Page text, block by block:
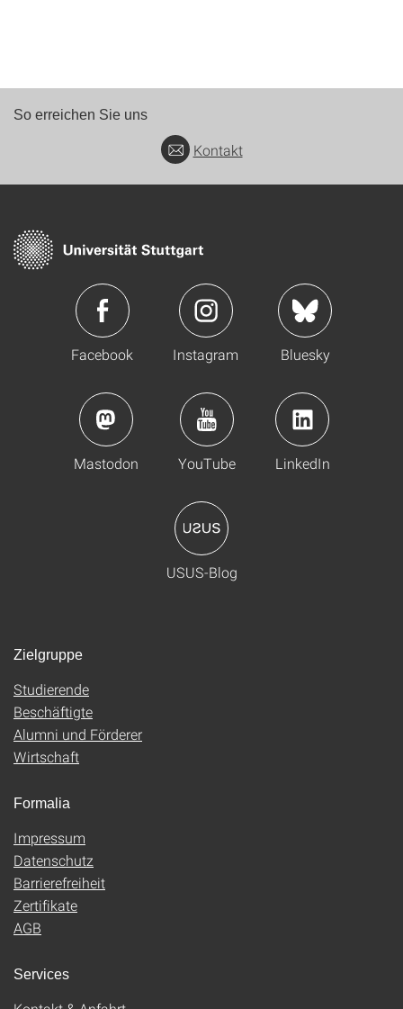
So erreichen Sie uns
Kontakt
Facebook Instagram Bluesky
Mastodon YouTube LinkedIn
USUS-Blog
Zielgruppe
Studierende
Beschäftigte
Alumni und Förderer
Wirtschaft
Formalia
Impressum
Datenschutz
Barrierefreiheit
Zertifikate
AGB
Services